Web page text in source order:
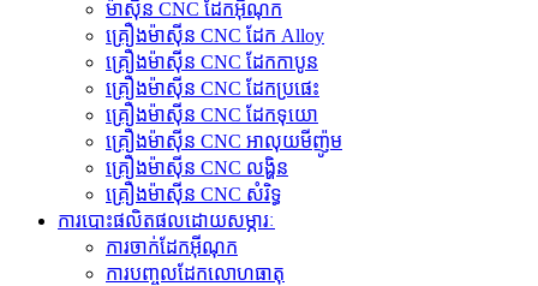
ម៉ាស៊ីន CNC ដែកអ៊ីណុក
គ្រឿងម៉ាស៊ីន CNC ដែក Alloy
គ្រឿងម៉ាស៊ីន CNC ដែកកាបូន
គ្រឿងម៉ាស៊ីន CNC ដែកប្រផេះ
គ្រឿងម៉ាស៊ីន CNC ដែកទុយោ
គ្រឿងម៉ាស៊ីន CNC អាលុយមីញ៉ូម
គ្រឿងម៉ាស៊ីន CNC លង្ហិន
គ្រឿងម៉ាស៊ីន CNC សំរិទ្ធ
ការបោះផលិតផលដោយសម្ភារៈ
ការចាក់ដែកអ៊ីណុក
ការបញ្ចូលដែកលោហធាតុ